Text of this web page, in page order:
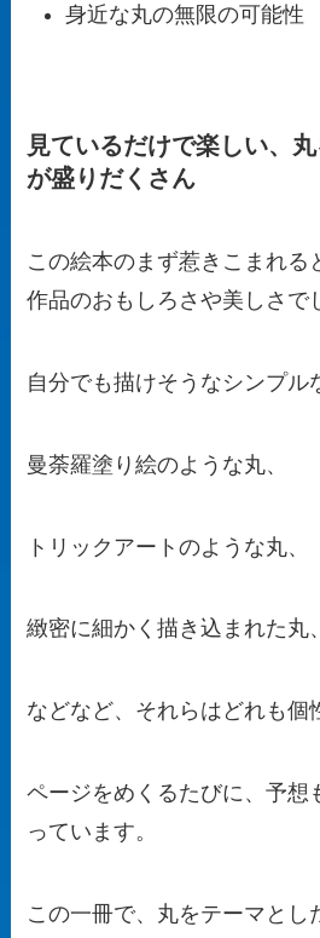
身近な丸の無限の可能性
見ているだけで楽しい、
が盛りだくさん
この絵本のまず惹きこまれる
作品のおもしろさや美しさで
自分でも描けそうなシンプル
曼荼羅塗り絵のような丸、
トリックアートのような丸、
緻密に細かく描き込まれた丸、
などなど、それらはどれも個
ページをめくるたびに、予想
っています。
この一冊で、丸をテーマとし